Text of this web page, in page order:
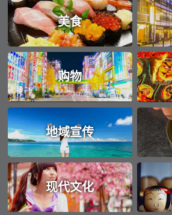
美食
购物
地域宣传
现代文化